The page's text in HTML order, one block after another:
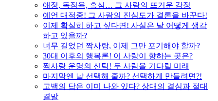
애정, 독점욕, 흑심… 그 사람의 뜨거운 감정
예언 대적중! 그 사람의 진심도가 결론을 바꾼다!
이제 확실히 하고 싶다면! 사실은 날 어떻게 생각
하고 있을까?
너무 길었던 짝사랑, 이제 그만 포기해야 할까?
30대 이후의 행복론! 이 사랑이 향하는 곳은?
짝사랑 운명의 신탁! 두 사람을 기다릴 미래
마지막엔 날 선택해 줄까? 선택하게 만들려면?!
고백의 답은 이미 나와 있다? 상대의 결심과 절대
결말